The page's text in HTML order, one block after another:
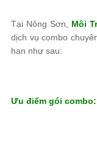
Tại Nông Sơn, Môi
dịch vụ combo
hạn như sau:
Ưu điểm gói combo: